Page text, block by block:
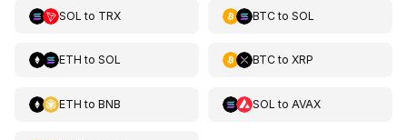
SOL to TRX BTCto SOL
ETH to SOL BTCto XRP
ETH to BNB SOL to AVAX